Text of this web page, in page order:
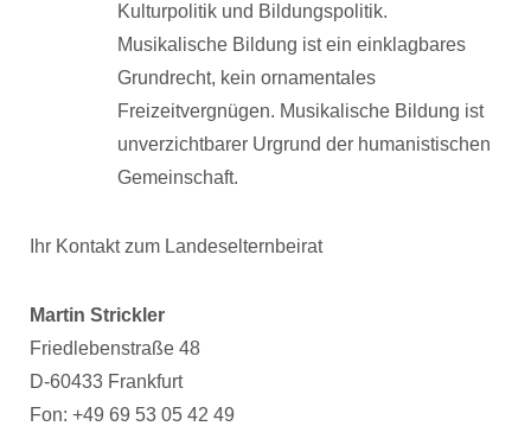
Kulturpolitik und Bildungspolitik.
Musikalische Bildung ist ein einklagbares
Grundrecht, kein ornamentales
Freizeitvergnügen. Musikalische Bildung ist
unverzichtbarer Urgrund der humanistischen
Gemeinschaft.
Ihr Kontakt zum Landeselternbeirat
Martin Strickler
Friedlebenstraße 48
D-60433 Frankfurt
Fon: +49 69 53 05 42 49